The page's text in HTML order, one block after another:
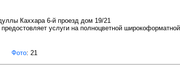
Каххара 6-й проезд дом 19/21
услуги на полноцветной
Фото: 21